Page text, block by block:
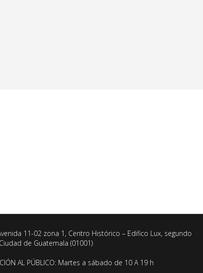
11-02 zona 1, Centro Histórico – Edifico Lux, segundo
de Guatemala (01001)
AL PÚBLICO: Martes a sábado de 10 A 19 h